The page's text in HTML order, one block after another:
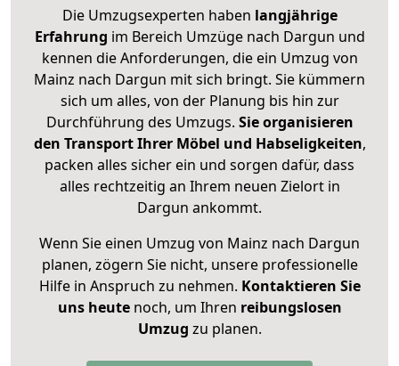
Die Umzugsexperten haben langjährige
Erfahrung im Bereich Umzüge nach Dargun und
kennen die Anforderungen, die ein Umzug von
Mainz nach Dargun mit sich bringt. Sie kümmern
sich um alles, von der Planung bis hin zur
Durchführung des Umzugs. Sie organisieren
den Transport Ihrer Möbel und Habseligkeiten,
packen alles sicher ein und sorgen dafür, dass
alles rechtzeitig an Ihrem neuen Zielort in
Dargun ankommt.
Wenn Sie einen Umzug von Mainz nach Dargun
planen, zögern Sie nicht, unsere professionelle
Hilfe in Anspruch zu nehmen. Kontaktieren Sie
uns heutenoch, um Ihren reibungslosen
Umzug zu planen.